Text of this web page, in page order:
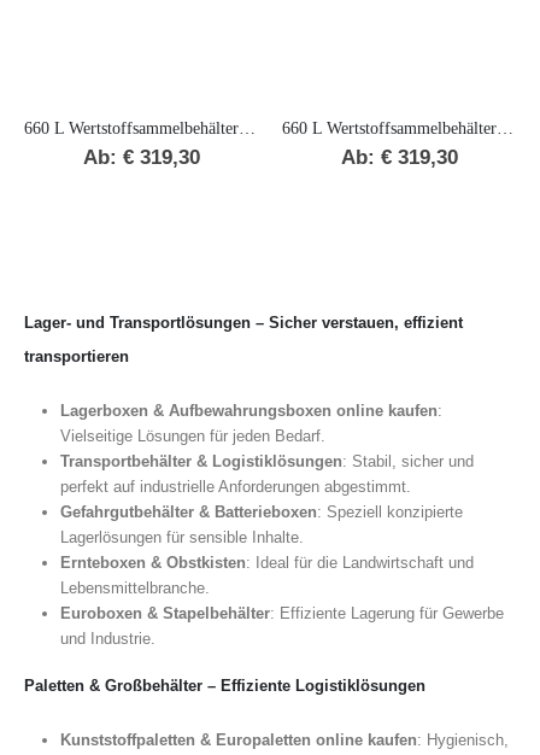
660 L Wertstoffsammelbehälter „C“
Ab: €319,30
660 L Wertstoffsammelbehälter „C“
Ab: €319,30
Lager- und Transportlösungen – Sicher verstauen, effizient
transportieren
Lagerboxen & Aufbewahrungsboxen online kaufen:
Vielseitige Lösungen für jeden Bedarf.
Transportbehälter & Logistiklösungen: Stabil, sicher und
perfekt auf industrielle Anforderungen abgestimmt.
Gefahrgutbehälter & Batterieboxen: Speziell konzipierte
Lagerlösungen für sensible Inhalte.
Ernteboxen & Obstkisten: Ideal für die Landwirtschaft und
Lebensmittelbranche.
Euroboxen & Stapelbehälter: Effiziente Lagerung für Gewerbe
und Industrie.
Paletten & Großbehälter – Effiziente Logistiklösungen
Kunststoffpaletten & Europaletten online kaufen: Hygienisch,